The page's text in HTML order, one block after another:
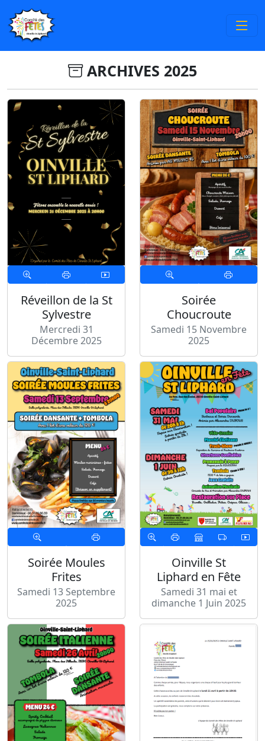
ARCHIVES 2025
Réveillon de la St
Sylvestre
Mercredi 31
Décembre 2025
Soirée
Choucroute
Samedi 15 Novembre
2025
Soirée Moules
Frites
Samedi 13 Septembre
2025
Oinville St
Liphard en Fête
Samedi 31 mai et
dimanche 1 Juin 2025